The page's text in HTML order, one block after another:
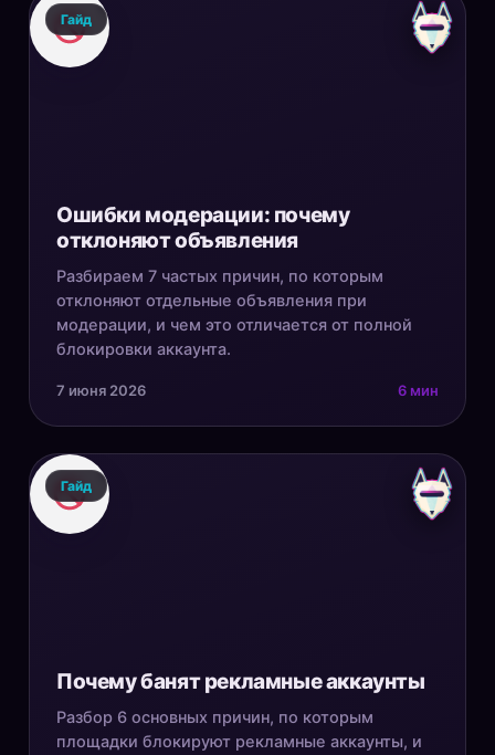
Гайд
Ошибки модерации: почему
отклоняют объявления
Разбираем 7 частых причин, по которым
отклоняют отдельные объявления при
модерации, и чем это отличается от полной
блокировки аккаунта.
7 июня 2026 6 мин
Гайд
Почему банят рекламные аккаунты
Разбор 6 основных причин, по которым
площадки блокируют рекламные аккаунты, и